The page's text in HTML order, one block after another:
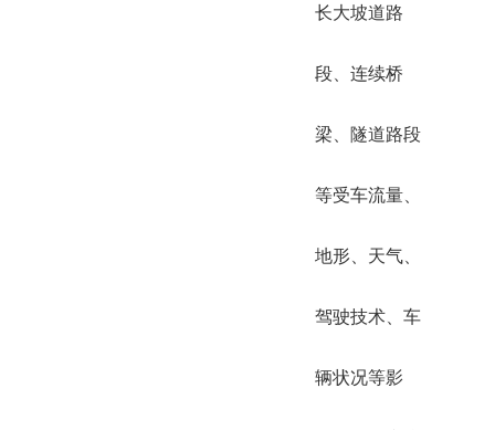
长大坡道路
段、连续桥
梁、隧道路段
等受车流量、
地形、天气、
驾驶技术、车
辆状况等影